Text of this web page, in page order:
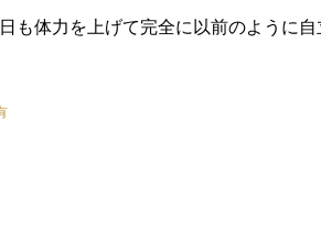
も体力を上げて完全に以前のように